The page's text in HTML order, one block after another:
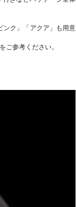
ンク」「アクア」も用意
ご参考ください。